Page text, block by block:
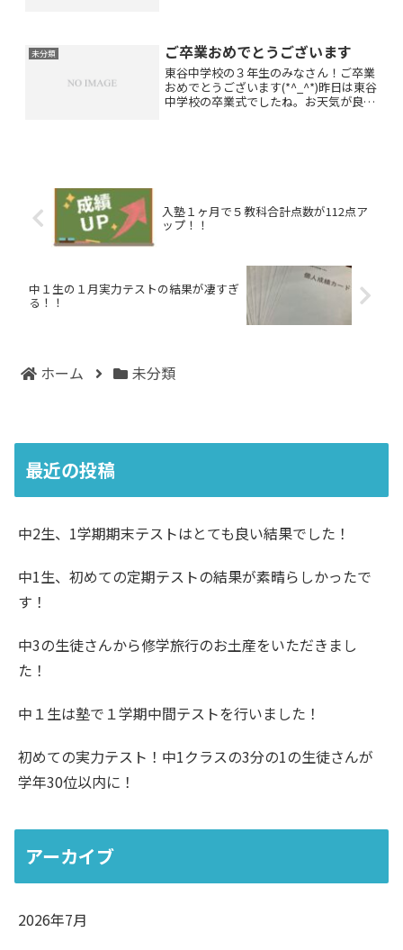
指せ！緑...
未分類 ご卒業おめでとうございます
東谷中学校の３年生のみなさん！ご卒業
おめでとうございます(*^_^*)昨日は東谷
中学校の卒業式でしたね。お天気が良く
入塾１ヶ月で５教科合計点数が112点ア
ップ！！
中１生の１月実力テストの結果が凄すぎ
る！！
ホーム 未分類
最近の投稿
中2生、1学期期末テストはとても良い結果でした！
中1生、初めての定期テストの結果が素晴らしかったで
す！
中3の生徒さんから修学旅行のお土産をいただきまし
た！
中１生は塾で１学期中間テストを行いました！
初めての実力テスト！中1クラスの3分の1の生徒さんが
学年30位以内に！
アーカイブ
2026年7月